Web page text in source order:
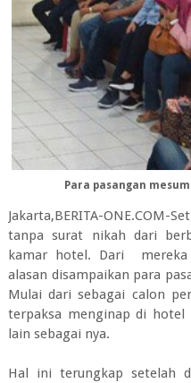
Para pasangan
Jakarta,BERITA-ONE.COM-
tanpa surat nikah dari
kamar hotel. Dari
alasan disampaikan para
Mulai dari sebagai calon
terpaksa menginap di hotel
lain sebagai nya.
Hal ini terungkap setelah